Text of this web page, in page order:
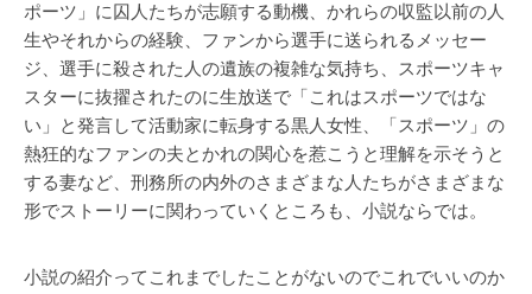
ポーツ」に囚人たちが志願する動機、かれらの収監以前の人
生やそれからの経験、ファンから選手に送られるメッセー
ジ、選手に殺された人の遺族の複雑な気持ち、スポーツキャ
スターに抜擢されたのに生放送で「これはスポーツではな
い」と発言して活動家に転身する黒人女性、「スポーツ」の
熱狂的なファンの夫とかれの関心を惹こうと理解を示そうと
する妻など、刑務所の内外のさまざまな人たちがさまざまな
形でストーリーに関わっていくところも、小説ならでは。
小説の紹介ってこれまでしたことがないのでこれでいいのか